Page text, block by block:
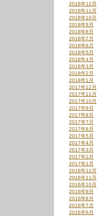
2018年12月
2018年11月
2018年10月
2018年9月
2018年8月
2018年7月
2018年6月
2018年5月
2018年4月
2018年3月
2018年2月
2018年1月
2017年12月
2017年11月
2017年10月
2017年9月
2017年8月
2017年7月
2017年6月
2017年5月
2017年4月
2017年3月
2017年2月
2017年1月
2016年12月
2016年11月
2016年10月
2016年9月
2016年8月
2016年7月
2016年6月